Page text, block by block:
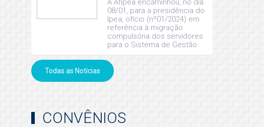
A Afipea encaminhou, no dia
08/01, para a presidência do
Ipea, ofício (nº01/2024) em
referência à migração
compulsória dos servidores
para o Sistema de Gestão.
Todas as Notícias
CONVÊNIOS